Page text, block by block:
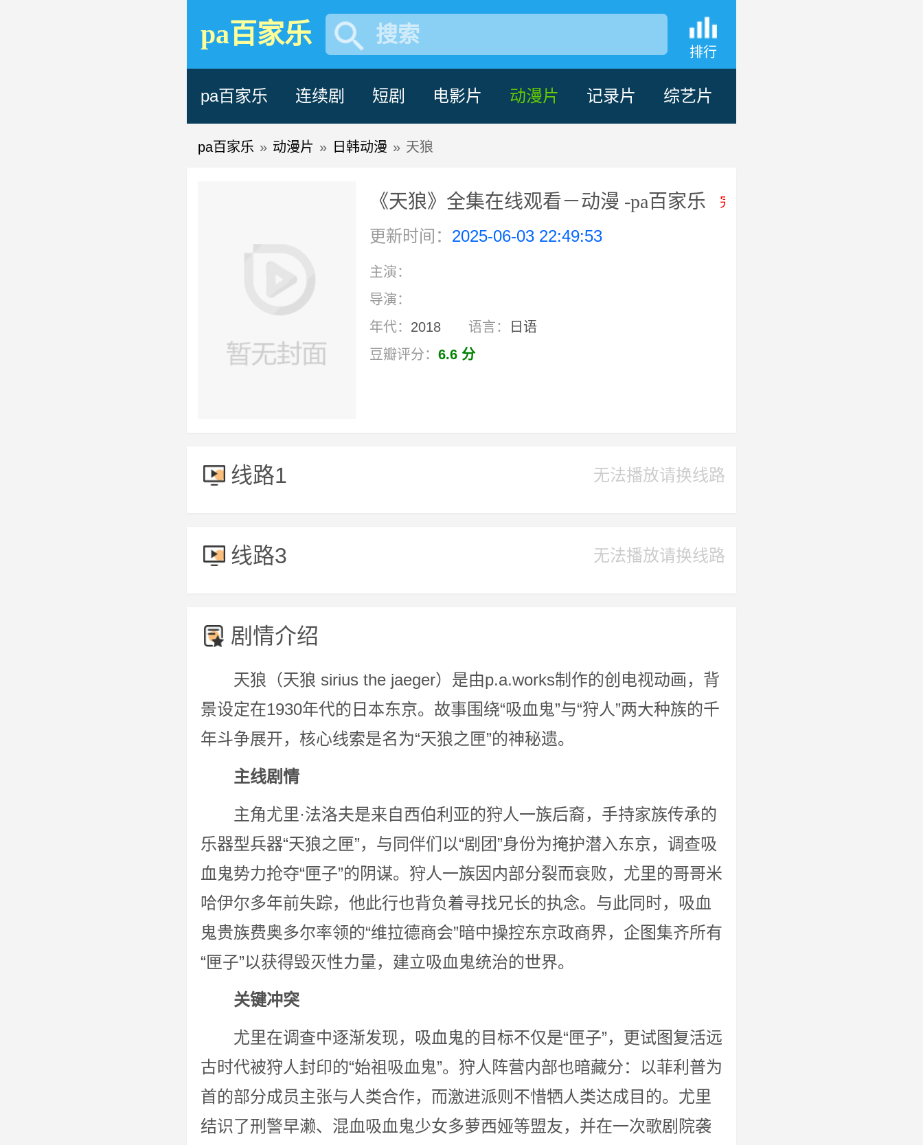
pa百家乐 搜索
排行
pa百家乐 连续剧 短剧 电影片 动漫片 记录片 综艺片
pa百家乐 » 动漫片 » 日韩动漫 » 天狼
《天狼》全集在线观看－动漫 -pa百家乐 完结
更新时间： 2025-06-03 22:49:53
主演：
导演：
年代： 2018 语言：
日语
豆瓣评分：6.6 分
线路1 无法播放请换线路
线路3 无法播放请换线路
剧情介绍
天狼（天狼 sirius the jaeger）是由p.a.works制作的创电视动画，背
景设定在1930年代的日本东京。故事围绕“吸血鬼”与“狩人”两大种族的千
年斗争展开，核心线索是名为“天狼之匣”的神秘遗。
主线剧情
主角尤里·法洛夫是来自西伯利亚的狩人一族后裔，手持家族传承的
乐器型兵器“天狼之匣”，与同伴们以“剧团”身份为掩护潜入东京，调查吸
血鬼势力抢夺“匣子”的阴谋。狩人一族因内部分裂而衰败，尤里的哥哥米
哈伊尔多年前失踪，他此行也背负着寻找兄长的执念。与此同时，吸血
鬼贵族费奥多尔率领的“维拉德商会”暗中操控东京政商界，企图集齐所有
“匣子”以获得毁灭性力量，建立吸血鬼统治的世界。
关键冲突
尤里在调查中逐渐发现，吸血鬼的目标不仅是“匣子”，更试图复活远
古时代被狩人封印的“始祖吸血鬼”。狩人阵营内部也暗藏分：以菲利普为
首的部分成员主张与人类合作，而激进派则不惜牺人类达成目的。尤里
结识了刑警早濑、混血吸血鬼少女多萝西娅等盟友，并在一次歌剧院袭